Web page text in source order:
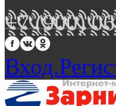
+7 (900)
Вход.